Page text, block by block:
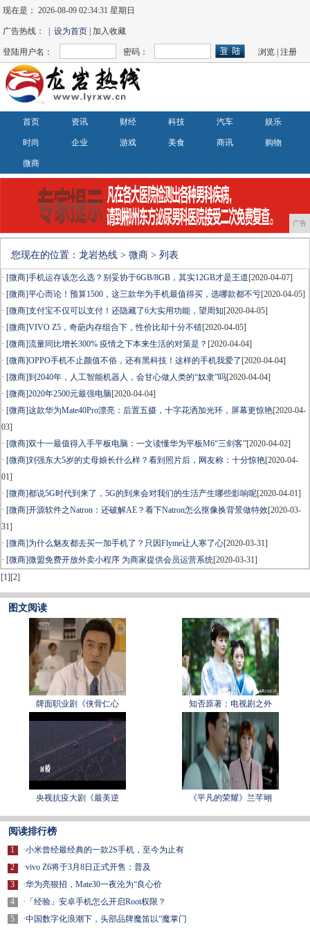
现在是：2026-08-09 02:34:31 星期日
广告热线： |设为首页 | 加入收藏
登陆用户名： 密码： 浏览 |注册
首页 资讯 财经 科技 汽车 娱乐
时尚 企业 游戏 美食 商讯 购物
微商
广告
您现在的位置： 龙岩热线 > 微商 > 列表
· [微商]手机运存该怎么选？别妥协于6GB/8GB，其实12GB才是王道[2020-04-07]
· [微商]平心而论！预算1500，这三款华为手机最值得买，选哪款都不亏[2020-04-05]
· [微商]支付宝不仅可以支付！还隐藏了6大实用功能，望周知[2020-04-05]
· [微商]VIVO Z5，奇葩内存组合下，性价比却十分不错[2020-04-05]
· [微商]流量同比增长300% 疫情之下本来生活的对策是？ [2020-04-04]
· [微商]OPPO手机不止颜值不俗，还有黑科技！这样的手机我爱了 [2020-04-04]
· [微商]到2040年，人工智能机器人，会甘心做人类的“奴隶”吗[2020-04-04]
· [微商]2020年2500元最强电脑[2020-04-04]
· [微商]这款华为Mate40Pro漂亮：后置五摄，十字花洒加光环，屏幕更惊艳[2020-04-
03]
· [微商]双十一最值得入手平板电脑：一文读懂华为平板M6“三剑客”[2020-04-02]
· [微商]刘强东大5岁的丈母娘长什么样？看到照片后，网友称：十分惊艳[2020-04-
01]
· [微商]都说5G时代到来了，5G的到来会对我们的生活产生哪些影响呢[2020-04-01]
· [微商]开源软件之Natron：还破解AE？看下Natron怎么抠像换背景做特效[2020-03-
31]
· [微商]为什么魅友都去买一加手机了？只因Flyme让人寒了心[2020-03-31]
· [微商]微盟免费开放外卖小程序 为商家提供会员运营系统[2020-03-31]
[1][2]
图文阅读
牌面职业剧《侠骨仁心 知否原著：电视剧之外
央视抗疫大剧《最美逆 《平凡的荣耀》兰芊翊
阅读排行榜
1
2
3
4
5
·小米曾经最经典的一款2S手机，至今为止有
·vivo Z6将于3月8日正式开售：普及
·华为亮狠招，Mate30一夜沦为“良心价
· 「经验」安卓手机怎么开启Root权限？
·中国数字化浪潮下，头部品牌魔笛以“魔掌门